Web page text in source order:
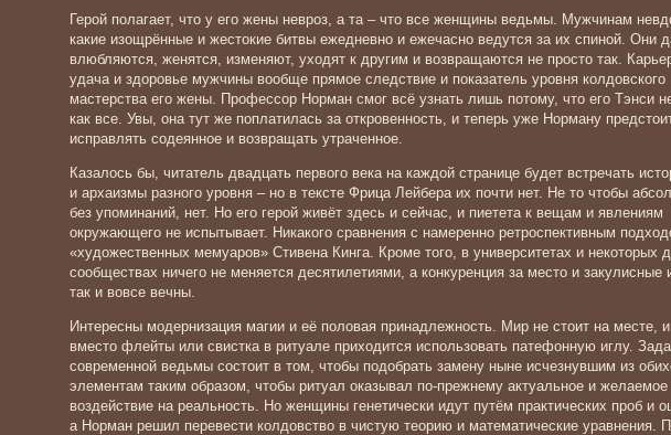
Герой полагает, что у его жены невроз, а та – что все женщины ведьмы. Мужчинам
какие изощрённые и жестокие битвы ежедневно и ежечасно ведутся за их спиной. Они
влюбляются, женятся, изменяют, уходят к другим и возвращаются не просто так.
удача и здоровье мужчины вообще прямое следствие и показатель уровня колдовского
мастерства его жены. Профессор Норман смог всё узнать лишь потому, что его Тэнси
как все. Увы, она тут же поплатилась за откровенность, и теперь уже Норману
исправлять содеянное и возвращать утраченное.
Казалось бы, читатель двадцать первого века на каждой странице будет встречать
и архаизмы разного уровня – но в тексте Фрица Лейбера их почти нет. Не то чтобы
без упоминаний, нет. Но его герой живёт здесь и сейчас, и пиетета к вещам и явлениям
окружающего не испытывает. Никакого сравнения с намеренно ретроспективным
«художественных мемуаров» Стивена Кинга. Кроме того, в университетах и некоторых
сообществах ничего не меняется десятилетиями, а конкуренция за место и закулисные
так и вовсе вечны.
Интересны модернизация магии и её половая принадлежность. Мир не стоит на месте, и
вместо флейты или свистка в ритуале приходится использовать патефонную иглу.
современной ведьмы состоит в том, чтобы подобрать замену ныне исчезнувшим из
элементам таким образом, чтобы ритуал оказывал по-прежнему актуальное и желаемое
воздействие на реальность. Но женщины генетически идут путём практических проб и
а Норман решил перевести колдовство в чистую теорию и математические уравнения.